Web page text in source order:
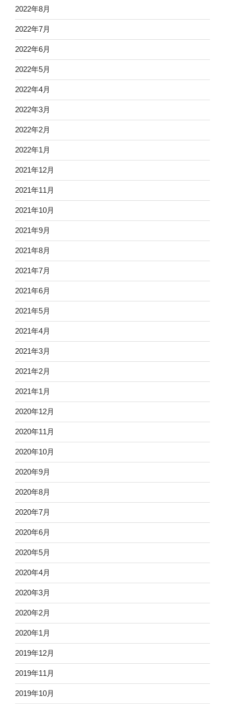
2022年8月
2022年7月
2022年6月
2022年5月
2022年4月
2022年3月
2022年2月
2022年1月
2021年12月
2021年11月
2021年10月
2021年9月
2021年8月
2021年7月
2021年6月
2021年5月
2021年4月
2021年3月
2021年2月
2021年1月
2020年12月
2020年11月
2020年10月
2020年9月
2020年8月
2020年7月
2020年6月
2020年5月
2020年4月
2020年3月
2020年2月
2020年1月
2019年12月
2019年11月
2019年10月